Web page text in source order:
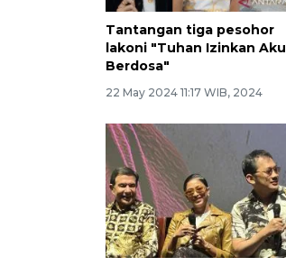
Tantangan tiga pesohor
lakoni "Tuhan Izinkan Aku
Berdosa"
22 May 2024 11:17 WIB, 2024